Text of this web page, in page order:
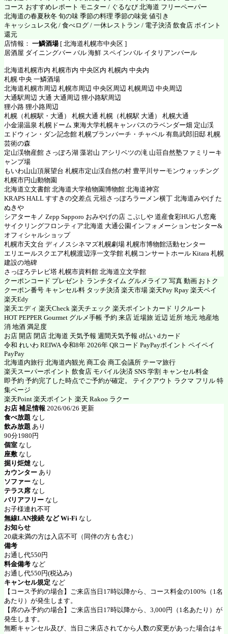
コース おすすめレポート モニター / ぐるなび 北海道 フリーペーパー
北海道の春夏秋冬 旬の味 季節の料理 季節の味覚 値引き
キャッシュレス化 / 食べログ / 一休レストラン / 電子決済 飲食店 ポイント
還元
店情報： 一鱗酒場[ 北海道札幌市中央区 ]
居酒屋 ダイニングバー バル 海鮮 スペインバル イタリアンバール
北海道札幌市内 札幌市内 中央区内 札幌内 中央内
札幌 中央 一鱗酒場
北海道札幌市周辺 札幌市周辺 中央区周辺 札幌周辺 中央周辺
大通駅周辺 大通 大通周辺 狸小路駅周辺
狸小路 狸小路周辺
札幌（札幌駅・大通） 札幌大通 札幌（札幌駅 大通） 札幌大通
小金湯温泉 札幌ドーム 東海大学札幌キャンパスのラベンダー畑 定山渓
エドウィン・ダン記念館 札幌ブランバーチ・チャペル 有島武郎旧邸 札幌
芸術の森
定山渓物産館 さっぽろ湖 藻岩山 アシリベツの滝 山荘自然塾ファミリーキ
ャンプ場
もいわ山山頂展望台 札幌市定山渓自然の村 豊平川サーモンウォッチング
札幌市円山動物園
北海道立文書館 北海道大学植物園博物館 北海道神宮
KRAPS HALL すすきの交差点 元祖さっぽろラーメン横丁 北海道みやげ た
ぬきや
シアターキノ Zepp Sapporo おみやげの店 こぶしや 道産食彩HUG 八窓庵
サイクリングフロンティア北海道 大通公園インフォメーションセンター&
オフィシャルショップ
札幌市天文台 ディノスシネマズ札幌劇場 札幌市博物館活動センター
エリエールスクエア札幌渡辺淳一文学館 札幌コンサートホール Kitara 札幌
建設の地碑
さっぽろテレビ塔 札幌市資料館 北海道立文学館
クーポンコード プレゼント ランチタイム グルメライフ 写真 動画 おトク
クーポン番号 キャンセル料 タッチ決済 楽天市場 楽天Pay Rpay 楽天ペイ
楽天Edy
楽天エディ 楽天Check 楽天チェック 楽天ポイントカード リクルート
HOT PEPPER Gourmet グルメ手帳 予約 来店 近場旅 近辺 近所 地元 地産地
消 地酒 満足度
お店 開店 閉店 北海道 天気予報 週間天気予報 d払い dカード
令和 れいわ REIWA 令和8年 2026年 QRコード PayPayポイント ペイペイ
PayPay
北海道内旅行 北海道内観光 商工会 商工会議所 テーマ旅行
楽天スーパーポイント 飲食店 モバイル決済 SNS 学割 キャンセル料金
即予約 予約完了した時点でご予約が確定。 テイクアウト ラクマ フリル 特
集ページ
楽天Point 楽天ポイント 楽天 Rakoo ラクー
お店 補足情報 2026/06/26 更新
食べ放題 なし
飲み放題 あり
90分1980円
個室 なし
座敷 なし
掘り炬燵 なし
カウンター あり
ソファー なし
テラス席 なし
バリアフリー なし
お子様連れ不可
無線LAN接続 など Wi-Fi なし
お知らせ
20歳未満の方は入店不可（同伴の方も含む）
備考
お通し代550円
料金備考 など
お通し代550円(税込み)
キャンセル規定 など
【コース予約の場合】ご来店当日17時以降から、コース料金の100%（1名
あたり）が発生します。
【席のみ予約の場合】ご来店当日17時以降から、3,000円（1名あたり）が
発生します。
無断キャンセル及び、当日ご来店されてから人数の変更があった場合はキ